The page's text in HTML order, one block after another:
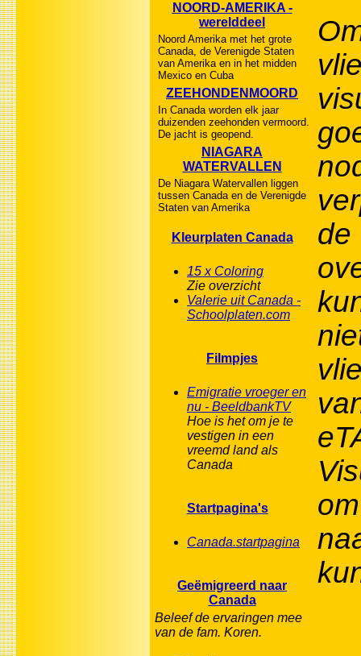
NOORD-AMERIKA -
werelddeel
Noord Amerika met het grote
Canada, de Verenigde Staten
van Amerika en in het midden
Mexico en Cuba
ZEEHONDENMOORD
In Canada worden elk jaar
duizenden zeehonden vermoord.
De jacht is geopend.
NIAGARA
WATERVALLEN
De Niagara Watervallen liggen
tussen Canada en de Verenigde
Staten van Amerika
Kleurplaten Canada
15 x Coloring
Zie overzicht
Valerie uit Canada -
Schoolplaten.com
Filmpjes
Emigratie vroeger en
nu - BeeldbankTV
Hoe is het om je te
vestigen in een
vreemd land als
Canada
Startpagina's
Canada.startpagina
Geëmigreerd naar
Canada
Beleef de ervaringen mee
van de fam. Koren.
de